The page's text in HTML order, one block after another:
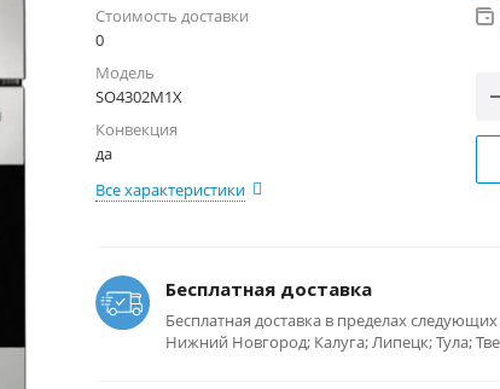
Стоимость доставки
0
Модель
SO4302M1X
Конвекция
да
Все характеристики
Бесплатная доставка
Бесплатная доставка в пределах
Нижний Новгород; Калуга; Липецк; Тула;